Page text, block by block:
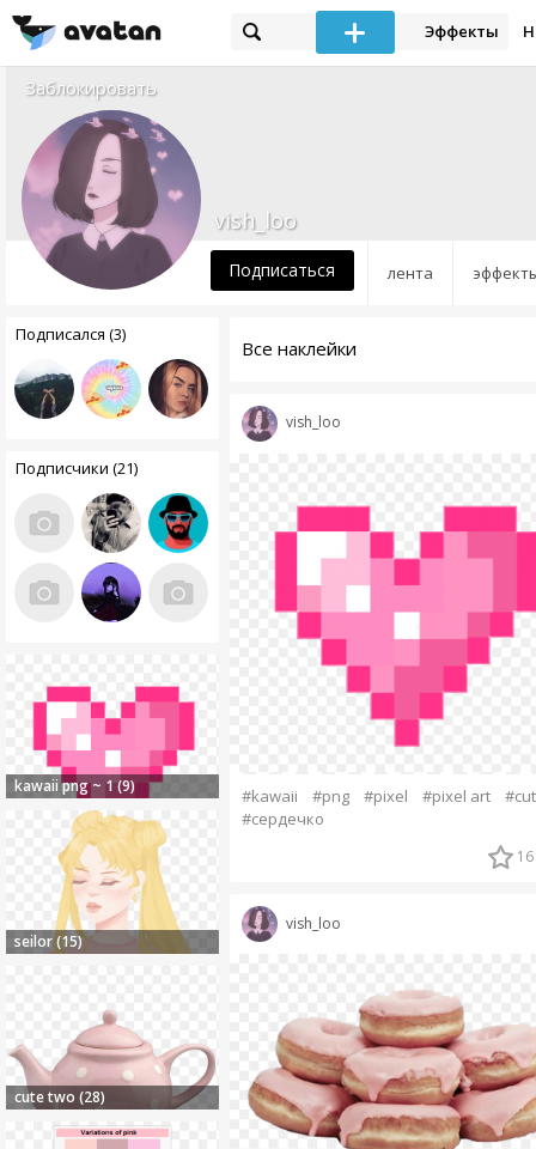
Эффекты
Заблокировать
лента
vish_loo
Подписаться
Подписался (3)
Подписчики (21)
kawaii png ~ 1 (9)
seilor (15)
cute two (28)
Все наклейки
vish_loo
#kawaii #png #pixel #pixel art
#сердечко
16
vish_loo